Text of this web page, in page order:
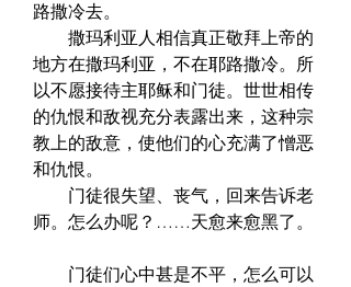
路撒冷去。
撒玛利亚人相信真正敬拜上帝的
地方在撒玛利亚，不在耶路撒冷。所
以不愿接待主耶稣和门徒。世世相传
的仇恨和敌视充分表露出来，这种宗
教上的敌意，使他们的心充满了憎恶
和仇恨。
门徒很失望、丧气，回来告诉老
师。怎么办呢？……天愈来愈黑了。
门徒们心中甚是不平，怎么可以